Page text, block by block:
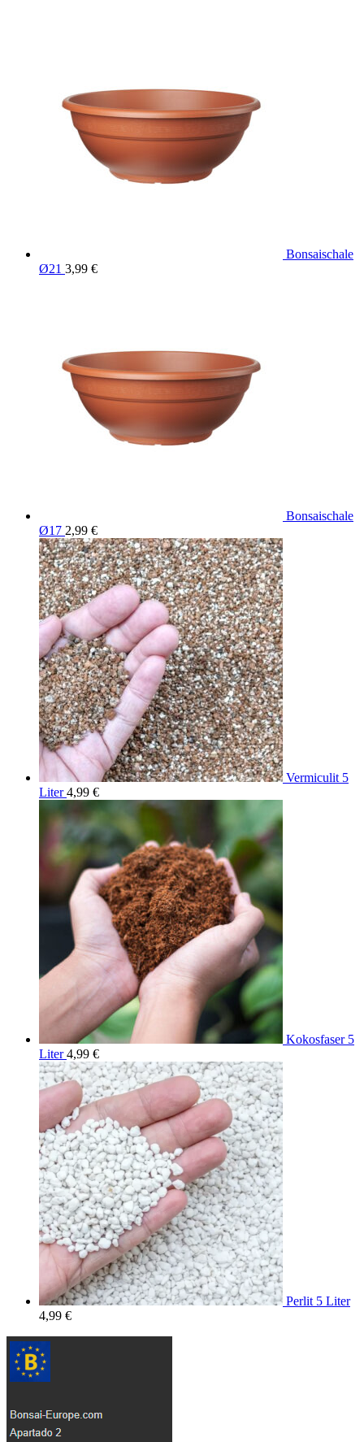
Bonsaischale
Ø21 3,99 €
Bonsaischale
Ø17 2,99 €
Vermiculit 5
Liter 4,99 €
Kokosfaser 5
Liter 4,99 €
Perlit 5 Liter
4,99 €